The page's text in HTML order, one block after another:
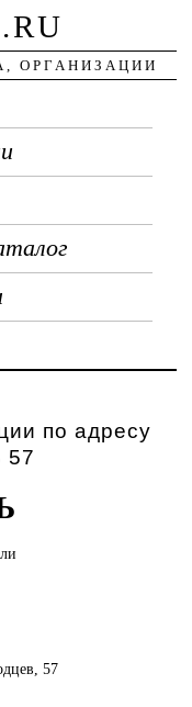
ОРГАНИЗАЦИИ
по адресу
57
57